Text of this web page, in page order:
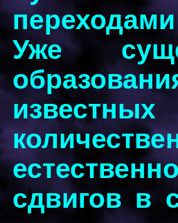
Уже
сдвигов в